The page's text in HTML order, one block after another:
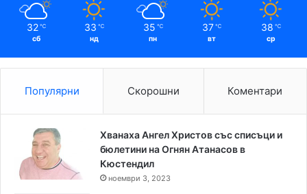
32 ℃
сб
33 ℃
нд
35 ℃
пн
37 ℃
вт
38 ℃
ср
Популярни Скорошни Коментари
Хванаха Ангел Христов със списъци и
бюлетини на Огнян Атанасов в
Кюстендил
ноември 3, 2023